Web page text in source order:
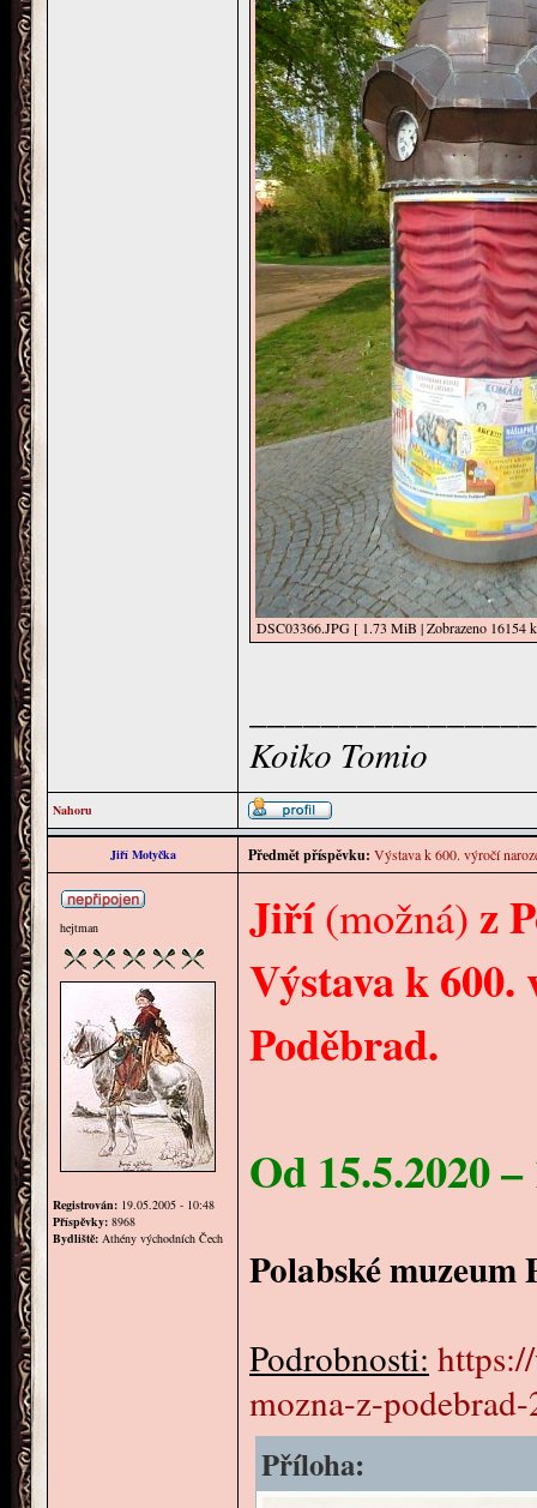
DSC03366.JPG [ 1.73 MiB | Zobrazeno 16154
Koiko Tomio
Nahoru
Jiří Motyčka Předmět příspěvku: Výstava k 600. výročí
hejtman
Registrován: 19.05.2005 - 10:48
Příspěvky: 8968
Bydliště: Athény východních Čech
Jiří(možná) z
Výstava k
Poděbrad.
Od 15.5.2020
Polabské muzeum
Podrobnosti:
mozna-z-
Příloha: